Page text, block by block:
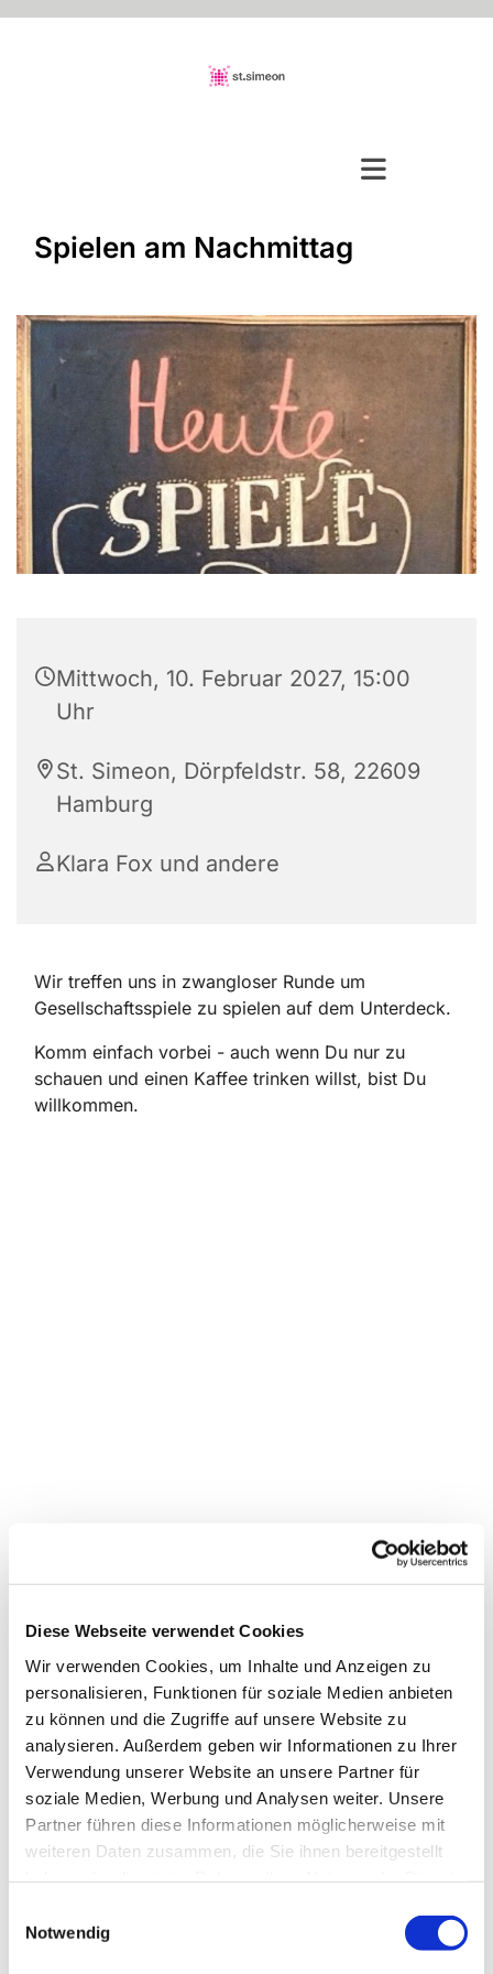
Diese Webseite verwendet Cookies
Wir verwenden Cookies, um Inhalte und Anzeigen zu
personalisieren, Funktionen für soziale Medien anbieten
zu können und die Zugriffe auf unsere Website zu
analysieren. Außerdem geben wir Informationen zu Ihrer
Verwendung unserer Website an unsere Partner für
soziale Medien, Werbung und Analysen weiter. Unsere
Partner führen diese Informationen möglicherweise mit
weiteren Daten zusammen, die Sie ihnen bereitgestellt
Notwendig
Spielen am Nachmittag
Mittwoch, 10. Februar 2027, 15:00
Uhr
St. Simeon, Dörpfeldstr. 58, 22609
Hamburg
Klara Fox und andere
Wir treffen uns in zwangloser Runde um
Gesellschaftsspiele zu spielen auf dem Unterdeck.
Komm einfach vorbei - auch wenn Du nur zu
schauen und einen Kaffee trinken willst, bist Du
willkommen.
Dies könnte Sie auch
interessieren